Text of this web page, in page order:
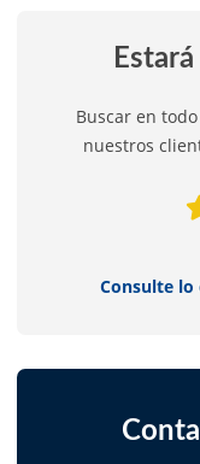
Buscar en
nuestros
Consulte